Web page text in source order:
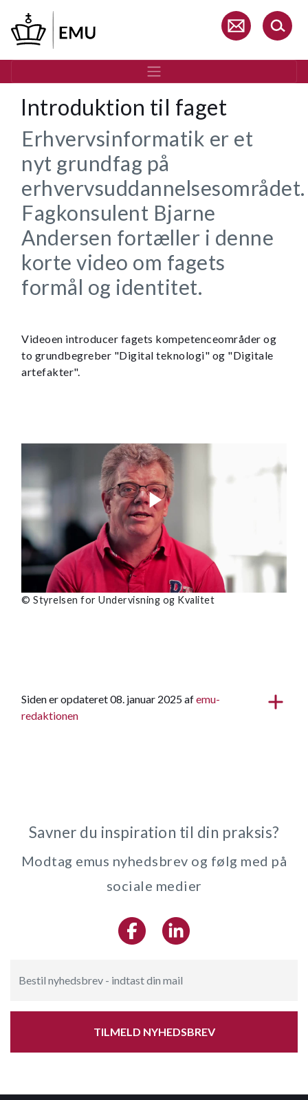
hovedindhold
Introduktion til faget
Erhvervsinformatik er et
nyt grundfag på
erhvervsuddannelsesområdet.
Fagkonsulent Bjarne
Andersen fortæller i denne
korte video om fagets
formål og identitet.
Videoen introducer fagets kompetenceområder og
to grundbegreber "Digital teknologi" og "Digitale
artefakter".
© Styrelsen for Undervisning og Kvalitet
Siden er opdateret 08. januar 2025 afemu-
redaktionen
Savner du inspiration til din praksis?
Modtag emus nyhedsbrev og følg med på
sociale medier
TILMELD NYHEDSBREV